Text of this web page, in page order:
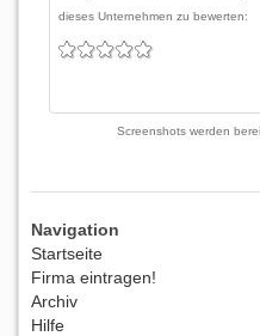
dieses Unternehmen zu bewerten:
Screenshots werden
Navigation
Startseite
Firma eintragen!
Archiv
Hilfe